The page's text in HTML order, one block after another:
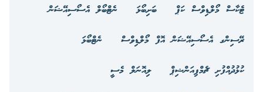
ޓެކާސް މޯލްޑިވްސް ކަޕް
ބަށިބޯޅަ
ނެޓްބޯލް އެސޯސިއޭޝަން
ރޭސިންގ އެސޯސިއޭޝަން އޮފް މޯލްޑިވްސް
ނެޓްބޯޅަ
ކުޅުދުއްފުށި ޗެމްޕިއަންޝިޕް
ލިއޮނަލް މެސީ